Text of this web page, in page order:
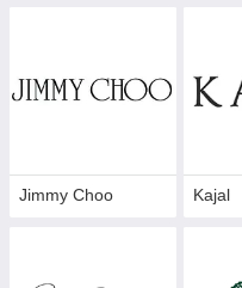
Jimmy Choo Kajal